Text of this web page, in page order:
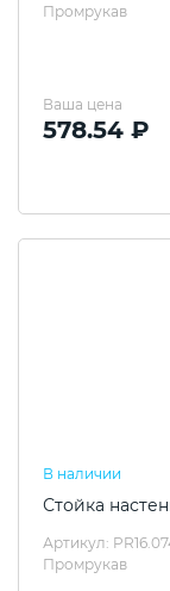
Промрукав
Ваша цена
578.54 ₽
В наличии
Стойка
Артикул:
Промрукав